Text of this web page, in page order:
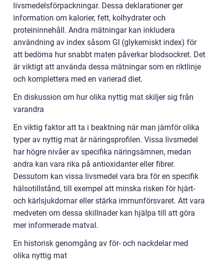
livsmedelsförpackningar. Dessa deklarationer ger
information om kalorier, fett, kolhydrater och
proteininnehåll. Andra mätningar kan inkludera
användning av index såsom GI (glykemiskt index) för
att bedöma hur snabbt maten påverkar blodsockret. Det
är viktigt att använda dessa mätningar som en riktlinje
och komplettera med en varierad diet.
En diskussion om hur olika nyttig mat skiljer sig från
varandra
En viktig faktor att ta i beaktning när man jämför olika
typer av nyttig mat är näringsprofilen. Vissa livsmedel
har högre nivåer av specifika näringsämnen, medan
andra kan vara rika på antioxidanter eller fibrer.
Dessutom kan vissa livsmedel vara bra för en specifik
hälsotillstånd, till exempel att minska risken för hjärt-
och kärlsjukdomar eller stärka immunförsvaret. Att vara
medveten om dessa skillnader kan hjälpa till att göra
mer informerade matval.
En historisk genomgång av för- och nackdelar med
olika nyttig mat